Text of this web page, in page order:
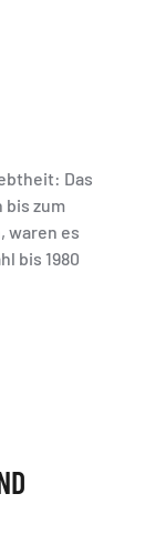
Das
bis zum
waren es
bis 1980